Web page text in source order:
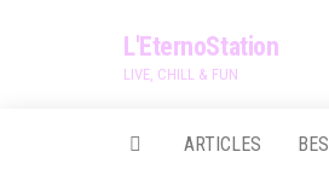
L'EternoStation
LIVE, CHILL & FUN
ARTICLES